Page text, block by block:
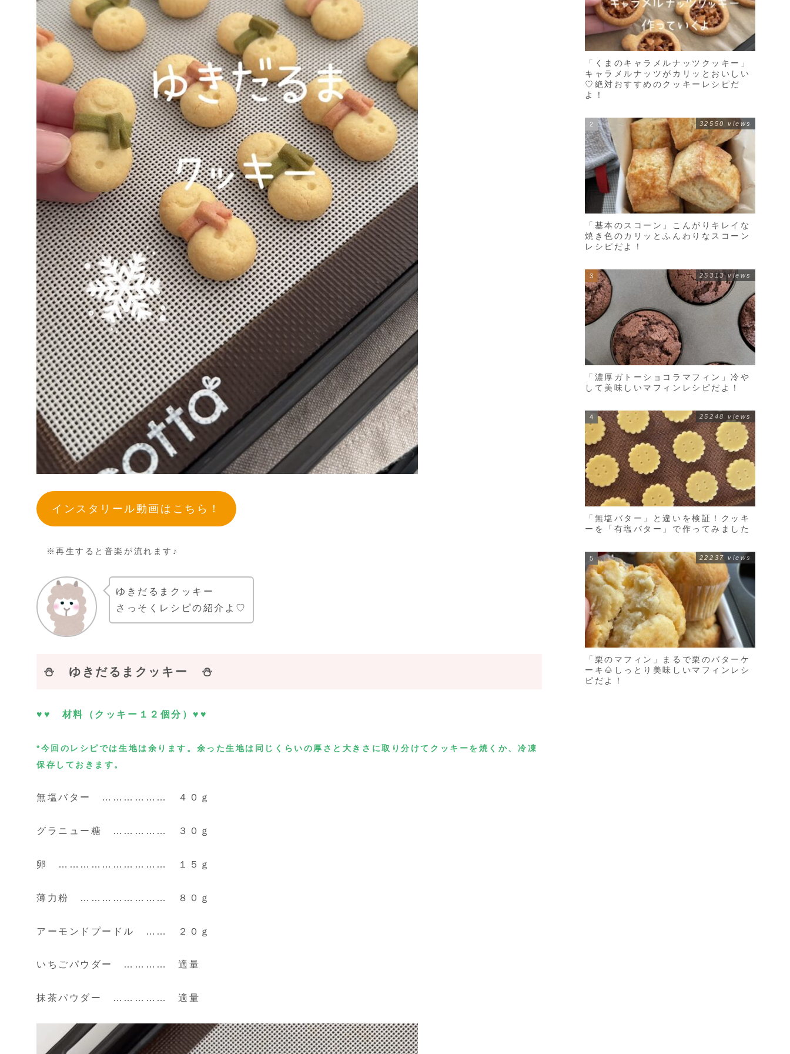
インスタリール動画はこちら！
※再生すると音楽が流れます♪
ゆきだるまクッキー
さっそくレシピの紹介よ♡
⛄ ゆきだるまクッキー ⛄
♥♥ 材料（クッキー１２個分）♥♥
*今回のレシピでは生地は余ります。余った生地は同じくらいの厚さと大きさに取り分けてクッキーを焼くか、冷凍
保存しておきます。
無塩バター ……………… ４０ｇ
グラニュー糖 …………… ３０ｇ
卵 ………………………… １５ｇ
薄力粉 …………………… ８０ｇ
アーモンドプードル …… ２０ｇ
いちごパウダー ………… 適量
抹茶パウダー …………… 適量
「くまのキャラメルナッツクッキー」
キャラメルナッツがカリッとおいしい
♡絶対おすすめのクッキーレシピだ
よ！
「基本のスコーン」こんがりキレイな
焼き色のカリッとふんわりなスコーン
レシピだよ！
32550 views
「濃厚ガトーショコラマフィン」冷や
して美味しいマフィンレシピだよ！
25313 views
「無塩バター」と違いを検証！クッキ
ーを「有塩バター」で作ってみました
25248 views
「栗のマフィン」まるで栗のバターケ
ーキ🌰しっとり美味しいマフィンレシ
ピだよ！
22237 views